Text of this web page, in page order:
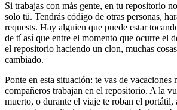
Si trabajas con más gente, en tu repositorio
solo tú. Tendrás código de otras personas,
requests. Hay alguien que puede estar
de tí así que entre el momento que ocurre el
el repositorio haciendo un clon, muchas
cambiado.
Ponte en esta situación: te vas de vacaciones
compañeros trabajan en el repositorio. A la
muerto, o durante el viaje te roban el portátil,